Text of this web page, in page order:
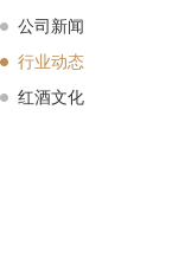
公司新闻
行业动态
红酒文化